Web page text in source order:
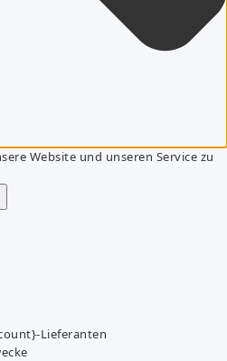
Website und unseren Service zu
Lieferanten